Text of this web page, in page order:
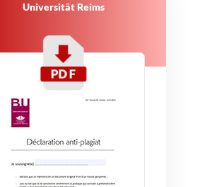
Universität Reims